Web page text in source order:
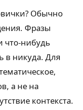
Обычно
Фразы
что-нибудь
в никуда. Для
а не на
контекста.